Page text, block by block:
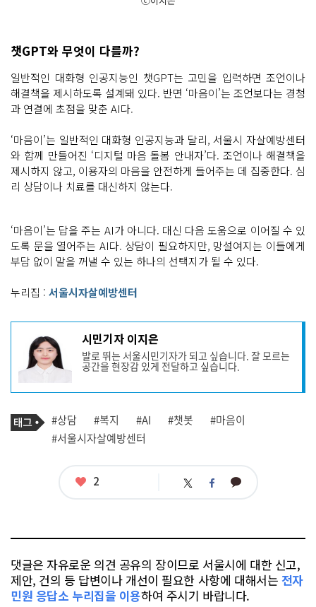
챗GPT와 무엇이 다를까?
일반적인 대화형 인공지능인 챗GPT는 고민을 입력하면 조언이나
해결책을 제시하도록 설계돼 있다. 반면 ‘마음이’는 조언보다는 경청
과 연결에 초점을 맞춘 AI다.
‘마음이’는 일반적인 대화형 인공지능과 달리, 서울시 자살예방센터
와 함께 만들어진 ‘디지털 마음 돌봄 안내자’다. 조언이나 해결책을
제시하지 않고, 이용자의 마음을 안전하게 들어주는 데 집중한다. 심
리 상담이나 치료를 대신하지 않는다.
‘마음이’는 답을 주는 AI가 아니다. 대신 다음 도움으로 이어질 수 있
도록 문을 열어주는 AI다. 상담이 필요하지만, 망설여지는 이들에게
부담 없이 말을 꺼낼 수 있는 하나의 선택지가 될 수 있다.
누리집 : 서울시자살예방센터
성
자
프
필
시민기자 이지은
발로 뛰는 서울시민기자가 되고 싶습니다. 잘 모르는
공간을 현장감 있게 전달하고 싶습니다.
기
사
관
련
태
그
#상담 #복지 #AI #챗봇
#마음이
#서울시자살예방센터
좋
2 트 페 카
댓글은 자유로운 의견 공유의 장이므로 서울시에 대한 신고,
제안, 건의 등 답변이나 개선이 필요한 사항에 대해서는 전자
민원 응답소 누리집을 이용하여 주시기 바랍니다.